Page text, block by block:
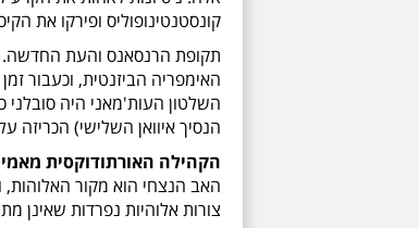
קונסטנטינופוליס ופירקו את
האימפריה הביזנטית, וכעבור
השלטון העות'מאני היה סובלני
הנסיך איוואן השלישי)
הקהילה האורתודוקסית
האב הנצחי הוא מקור
צורות אלוהיות נפרדות שאינן